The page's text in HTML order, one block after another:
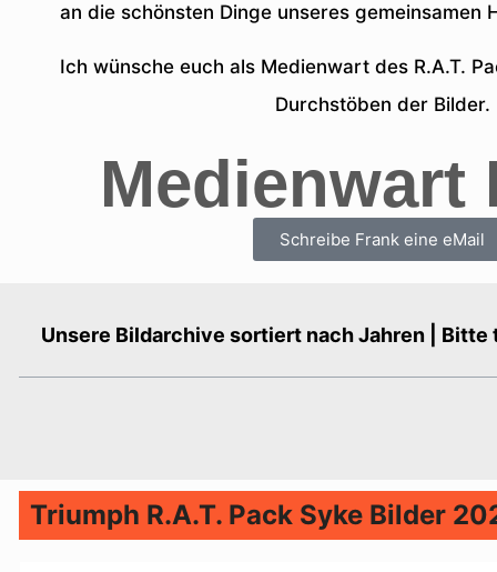
an die schönsten Dinge unseres gemeinsamen
Ich wünsche euch als Medienwart des R.A.T.
Durchstöben der Bilder.
Medienwart
Schreibe Frank eine eMail
Unsere Bildarchive sortiert nach Jahren |
Triumph R.A.T. Pack Syke Bilder